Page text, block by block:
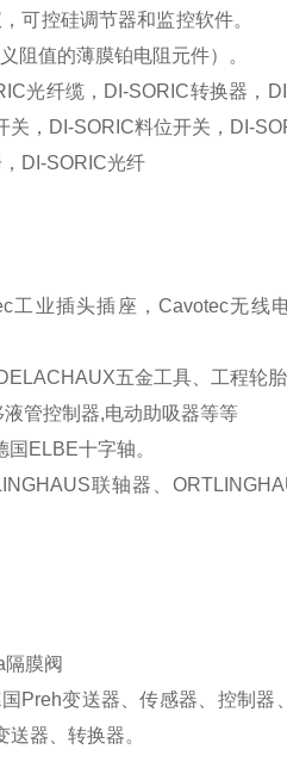
控硅调节器和监控软件。
阻值的薄膜铂电阻元件）。
光纤缆， DI-SORIC转换器，
关， DI-SORIC料位开关， DI-
DI-SORIC光纤
工业插头插座，Cavotec无线
五金工具、工程轮
管控制器,电动助吸器等等
国 ELBE十字轴。
联轴器、
隔膜阀
Preh变送器、传感器、控制器
器、转换器。